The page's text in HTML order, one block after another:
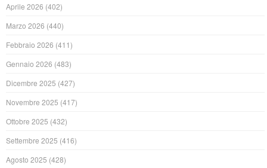
Aprile 2026 (402)
Marzo 2026 (440)
Febbraio 2026 (411)
Gennaio 2026 (483)
Dicembre 2025 (427)
Novembre 2025 (417)
Ottobre 2025 (432)
Settembre 2025 (416)
Agosto 2025 (428)